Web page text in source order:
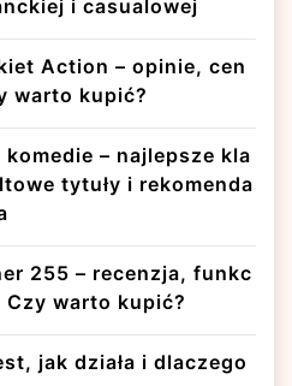
i casualowej
Action – opinie, cen
warto kupić?
– najlepsze kla
tytuły i rekomenda
255 – recenzja, funkc
warto kupić?
jak działa i dlaczego